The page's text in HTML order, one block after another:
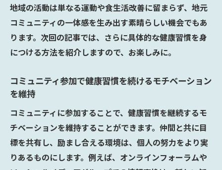
地域の活動は単なる運動や食生活改善に留まらず、地元
コミュニティの一体感を生み出す素晴らしい機会でもあ
ります。次回の記事では、さらに具体的な健康習慣を身
につける方法を紹介しますので、お楽しみに。
コミュニティ参加で健康習慣を続けるモチベーション
を維持
コミュニティに参加することで、健康習慣を継続するモ
チベーションを維持することができます。仲間と共に目
標を共有し、励まし合える環境は、個人の努力をより実
りあるものにします。例えば、オンラインフォーラムや